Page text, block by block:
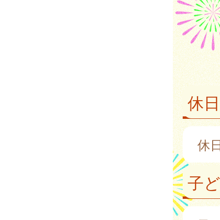
休
休
子